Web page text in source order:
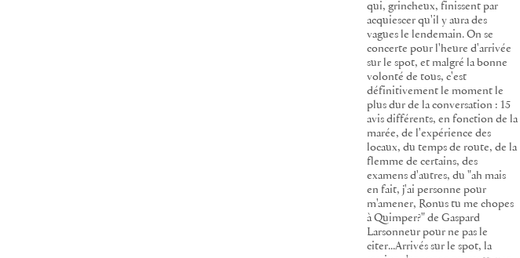
qui, grincheux, finissent par
acquiescer qu'il y aura des
vagues le lendemain. On se
concerte pour l'heure d'arrivée
sur le spot, et malgré la bonne
volonté de tous, c'est
définitivement le moment le
plus dur de la conversation : 15
avis différents, en fonction de la
marée, de l'expérience des
locaux, du temps de route, de la
flemme de certains, des
examens d'autres, du "ah mais
en fait, j'ai personne pour
m'amener, Ronus tu me chopes
à Quimper?" de Gaspard
Larsonneur pour ne pas le
citer...Arrivés sur le spot, la